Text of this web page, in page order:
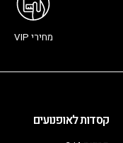
מחירי VIP
קסדות לאופנועים